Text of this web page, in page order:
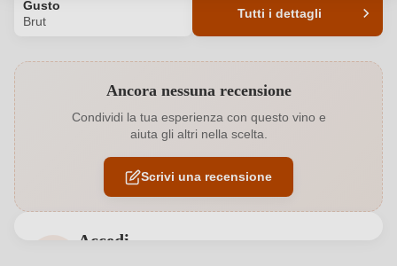
Gusto
Brut
Tutti i dettagli
Annata 2023
Colore dell'uva Rosso
Contenuto di alcol 12 %
Ancora nessuna recensione
Condividi la tua esperienza con questo vino e
aiuta gli altri nella scelta.
Scrivi una recensione
Accedi